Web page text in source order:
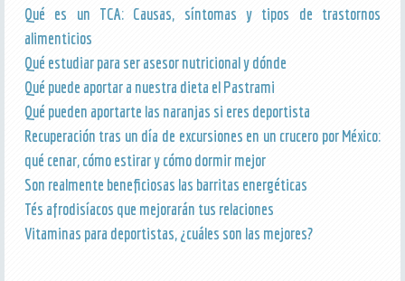
Qué es un TCA: Causas, síntomas y tipos de trastornos
alimenticios
Qué estudiar para ser asesor nutricional y dónde
Qué puede aportar a nuestra dieta el Pastrami
Qué pueden aportarte las naranjas si eres deportista
Recuperación tras un día de excursiones en un crucero por México:
qué cenar, cómo estirar y cómo dormir mejor
Son realmente beneficiosas las barritas energéticas
Tés afrodisíacos que mejorarán tus relaciones
Vitaminas para deportistas, ¿cuáles son las mejores?